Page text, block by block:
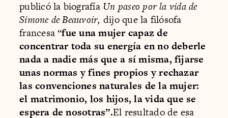
publicó la biografía Un paseo por la vida de
Simone de Beauvoir, dijo que la filósofa
francesa “fue una mujer capaz de
concentrar toda su energía en no deberle
nada a nadie más que a sí misma, fijarse
unas normas y fines propios y rechazar
las convenciones naturales de la mujer:
el matrimonio, los hijos, la vida que se
espera de nosotras”.El resultado de esa